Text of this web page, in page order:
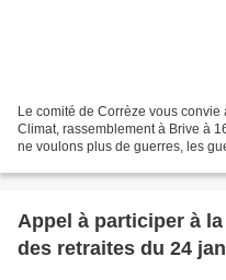
Le comité de Corrèze vous
Climat, rassemblement à Brive à
ne voulons plus de guerres, les
Appel à participer à
des retraites du 24